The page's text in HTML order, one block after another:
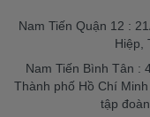
Nam Tiến Quận 12 :
Hiệp,
Nam Tiến Bình Tân :
Thành phố Hồ Chí
tập